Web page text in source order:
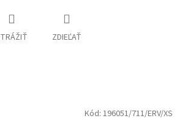
ZDIEĽAŤ
Kód: 196051/711/ERV/XS